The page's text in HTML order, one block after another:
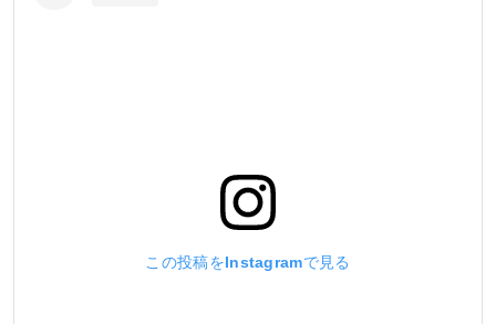
この投稿をInstagramで見る